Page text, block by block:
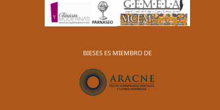
BIESES ES MIEMBRO DE